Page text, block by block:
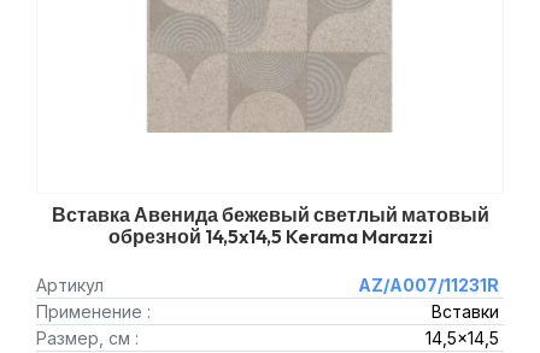
Вставка Авенида бежевый светлый матовый
обрезной 14,5x14,5 Kerama Marazzi
Артикул
AZ/A007/11231R
Применение :
Вставки
Размер, см :
14,5x14,5